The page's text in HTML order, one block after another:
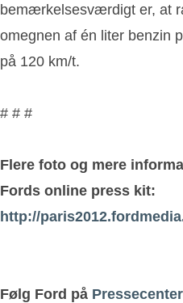
bemærkelsesværdigt er, at
omegnen af én liter benzin
på 120 km/t.
# # #
Flere foto og mere
Fords online press kit:
http://
Følg Ford på Pressecenter